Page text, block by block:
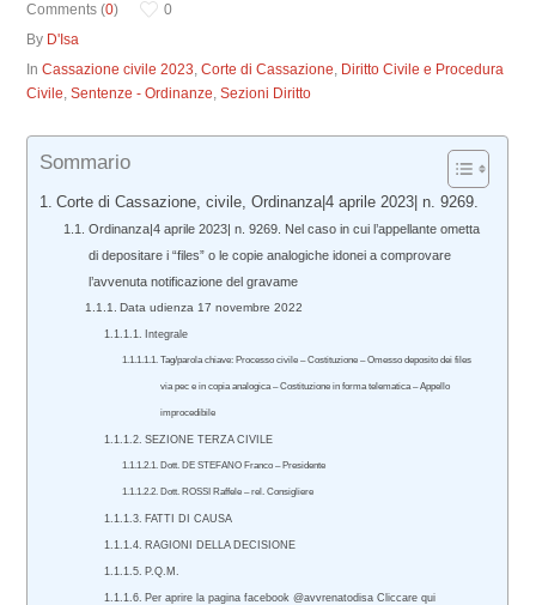
Comments (0)
0
By D'Isa
InCassazione civile 2023,Corte di Cassazione, Diritto Civile e Procedura
Civile,Sentenze - Ordinanze,Sezioni Diritto
Sommario
Corte di Cassazione, civile, Ordinanza|4 aprile 2023| n. 9269.
Ordinanza|4 aprile 2023| n. 9269. Nel caso in cui l’appellante ometta
di depositare i “files” o le copie analogiche idonei a comprovare
l’avvenuta notificazione del gravame
Data udienza 17 novembre 2022
Integrale
Tag/parola chiave: Processo civile – Costituzione – Omesso deposito dei files
via pec e in copia analogica – Costituzione in forma telematica – Appello
improcedibile
SEZIONE TERZA CIVILE
Dott. DE STEFANO Franco – Presidente
Dott. ROSSI Raffele – rel. Consigliere
FATTI DI CAUSA
RAGIONI DELLA DECISIONE
P.Q.M.
Per aprire la pagina facebook @avvrenatodisa Cliccare qui